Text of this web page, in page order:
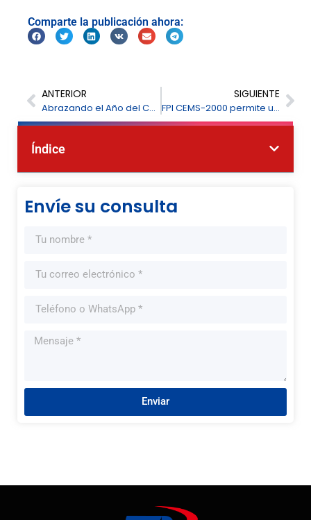
Comparte la publicación ahora:
ANTERIOR
Abrazando el Año del Caballo: FPI le desea un próspero 2026
SIGUIENTE
FPI CEMS-2000 permite una supervisión de precisión para el control de las emisiones industriales
Índice
Envíe su consulta
Enviar